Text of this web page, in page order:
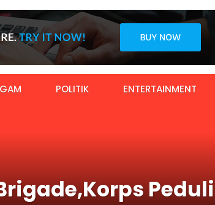
POLITIK ENTERTAINMENT
Peduli